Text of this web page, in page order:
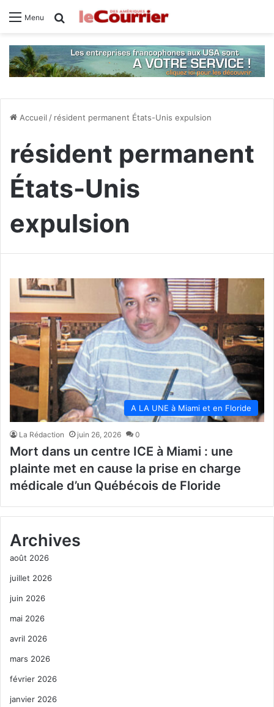
Menu Rechercher
Accueil / résident permanent États-Unis expulsion
résident permanent
États-Unis
expulsion
A LA UNE à Miami et en Floride
La Rédaction juin 26, 2026 0
Mort dans un centre ICE à Miami : une
plainte met en cause la prise en charge
médicale d’un Québécois de Floride
Archives
août 2026
juillet 2026
juin 2026
mai 2026
avril 2026
mars 2026
février 2026
janvier 2026